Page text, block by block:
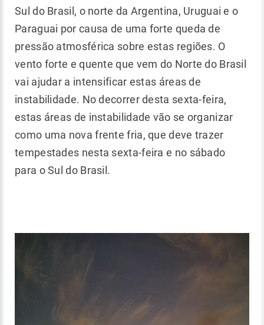
Sul do Brasil, o norte da Argentina, Uruguai e o
Paraguai por causa de uma forte queda de
pressão atmosférica sobre estas regiões. O
vento forte e quente que vem do Norte do Brasil
vai ajudar a intensificar estas áreas de
instabilidade. No decorrer desta sexta-feira,
estas áreas de instabilidade vão se organizar
como uma nova frente fria, que deve trazer
tempestades nesta sexta-feira e no sábado
para o Sul do Brasil.